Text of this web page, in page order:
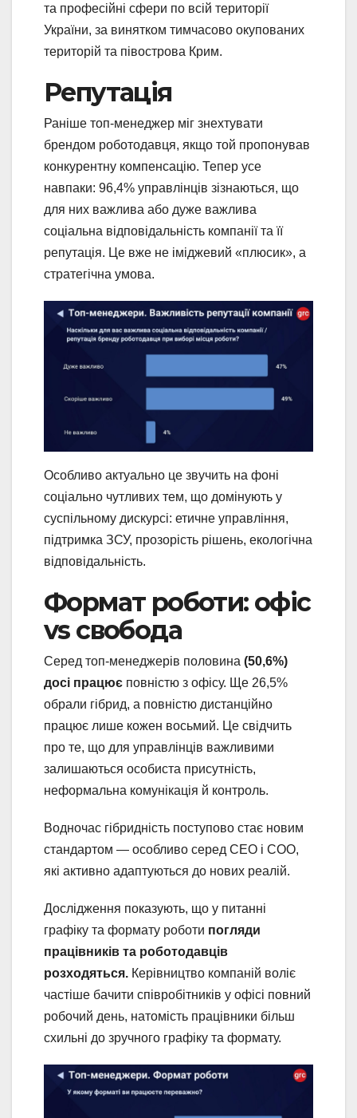
та професійні сфери по всій території
України, за винятком тимчасово окупованих
територій та півострова Крим.
Репутація
Раніше топ-менеджер міг знехтувати
брендом роботодавця, якщо той пропонував
конкурентну компенсацію. Тепер усе
навпаки: 96,4% управлінців зізнаються, що
для них важлива або дуже важлива
соціальна відповідальність компанії та її
репутація. Це вже не іміджевий «плюсик», а
стратегічна умова.
Особливо актуально це звучить на фоні
соціально чутливих тем, що домінують у
суспільному дискурсі: етичне управління,
підтримка ЗСУ, прозорість рішень, екологічна
відповідальність.
Формат роботи: офіс
vs свобода
Серед топ-менеджерів половина (50,6%)
досі працює повністю з офісу. Ще 26,5%
обрали гібрид, а повністю дистанційно
працює лише кожен восьмий. Це свідчить
про те, що для управлінців важливими
залишаються особиста присутність,
неформальна комунікація й контроль.
Водночас гібридність поступово стає новим
стандартом — особливо серед СЕО і СOO,
які активно адаптуються до нових реалій.
Дослідження показують, що у питанні
графіку та формату роботи погляди
працівників та роботодавців
розходяться. Керівництво компаній воліє
частіше бачити співробітників у офісі повний
робочий день, натомість працівники більш
схильні до зручного графіку та формату.